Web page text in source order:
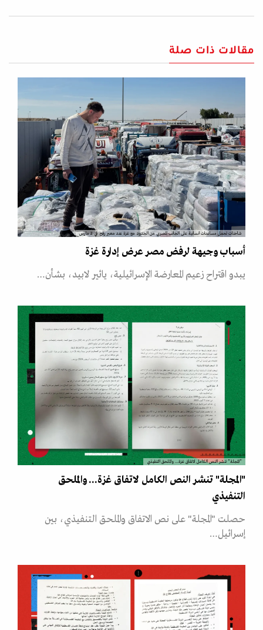
مقالات ذات صلة
شاحنات تحمل مساعدات انسانية على الجانب المصري من الحدود مع غزة عند معبر رفح في 2 مارس
أسباب وجيهة لرفض مصر عرض إدارة غزة
يبدو اقتراح زعيم المعارضة الإسرائيلية، يائير لابيد، بشأن…
"المجلة" تنشر النص الكامل لاتفاق غزة... والملحق التنفيذي
"المجلة" تنشر النص الكامل لاتفاق غزة... والملحق
التنفيذي
حصلت "المجلة" على نص الاتفاق والملحق التنفيذي، بين
إسرائيل…